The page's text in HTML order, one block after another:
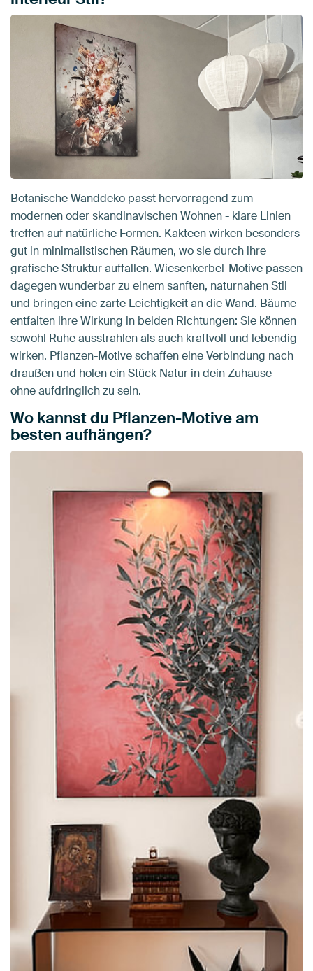
Botanische Wanddeko passt hervorragend zum
modernen oder skandinavischen Wohnen - klare Linien
treffen auf natürliche Formen. Kakteen wirken besonders
gut in minimalistischen Räumen, wo sie durch ihre
grafische Struktur auffallen. Wiesenkerbel-Motive passen
dagegen wunderbar zu einem sanften, naturnahen Stil
und bringen eine zarte Leichtigkeit an die Wand. Bäume
entfalten ihre Wirkung in beiden Richtungen: Sie können
sowohl Ruhe ausstrahlen als auch kraftvoll und lebendig
wirken. Pflanzen-Motive schaffen eine Verbindung nach
draußen und holen ein Stück Natur in dein Zuhause -
ohne aufdringlich zu sein.
Wo kannst du Pflanzen-Motive am
besten aufhängen?